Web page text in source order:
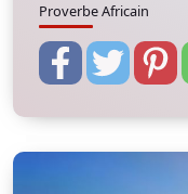
Proverbe Africain